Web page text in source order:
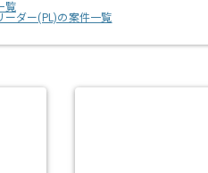
覧
ーダー(PL)の案件一覧